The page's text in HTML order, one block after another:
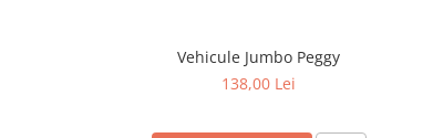
Vehicule Jumbo Peggy
138,00 Lei